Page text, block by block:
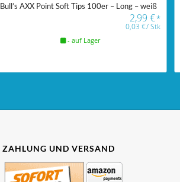
Bull’s AXX Point Soft Tips 100er – Long – weiß
2,99 €*
0,03 €/Stk
- auf Lager
ZAHLUNG UND VERSAND